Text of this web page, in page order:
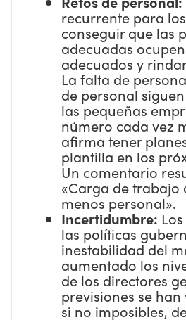
recurrente para
conseguir que las
adecuadas
adecuados y
La falta de
de personal
las pequeñas
número cada vez
afirma tener
plantilla en los
Un comentario
«Carga de trabajo
menos personal».
Incertidumbre:
las políticas
inestabilidad del
aumentado los
de los directores
previsiones se
si no imposibles,